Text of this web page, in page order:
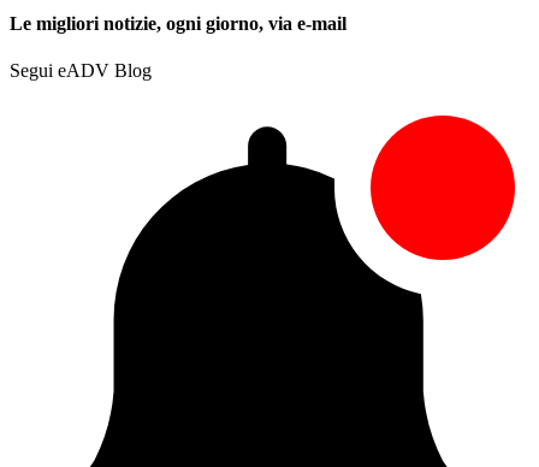
Le migliori notizie, ogni giorno, via e-mail
Segui eADV Blog